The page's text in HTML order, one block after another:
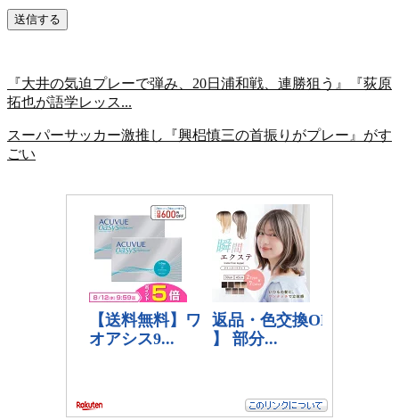
『大井の気迫プレーで弾み、20日浦和戦、連勝狙う』『荻原
拓也が語学レッス...
スーパーサッカー激推し『興梠慎三の首振りがプレー』がす
ごい